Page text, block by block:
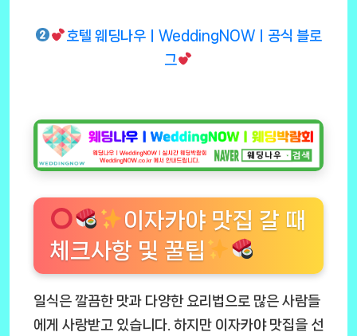
호텔 웨딩나우ㅣWeddingNOWㅣ공식 블로
그
이자카야 맛집 갈 때
체크사항 및 꿀팁
일식은 깔끔한 맛과 다양한 요리법으로 많은 사람들
에게 사랑받고 있습니다. 하지만 이자카야 맛집을 선